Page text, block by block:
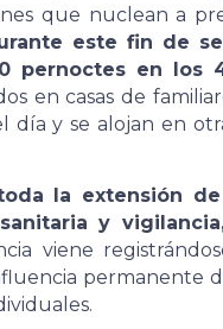
que nuclean a
este fin de
pernoctes en los
en casas de
día y se alojan en
la extensión
y
viene
permanente